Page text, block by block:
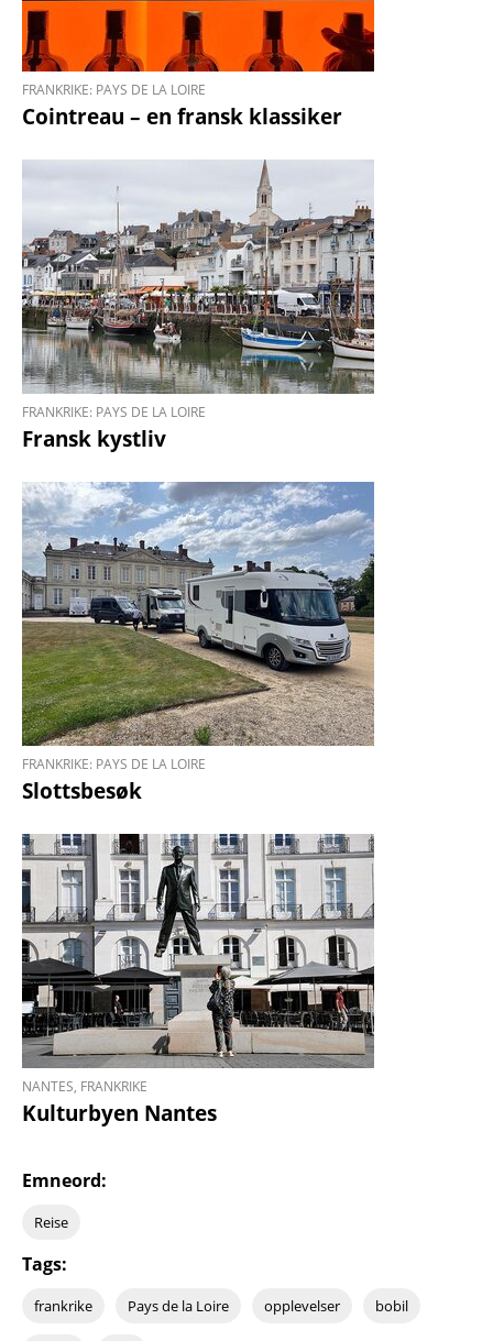
FRANKRIKE: PAYS DE LA LOIRE
Cointreau – en fransk klassiker
FRANKRIKE: PAYS DE LA LOIRE
Fransk kystliv
FRANKRIKE: PAYS DE LA LOIRE
Slottsbesøk
NANTES, FRANKRIKE
Kulturbyen Nantes
Emneord:
Reise
Tags:
frankrike Pays de la Loire opplevelser bobil